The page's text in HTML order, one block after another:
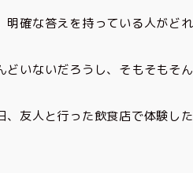
明確な答えを持っている人がど
どいないだろうし、そもそもそ
、友人と行った飲食店で体験し